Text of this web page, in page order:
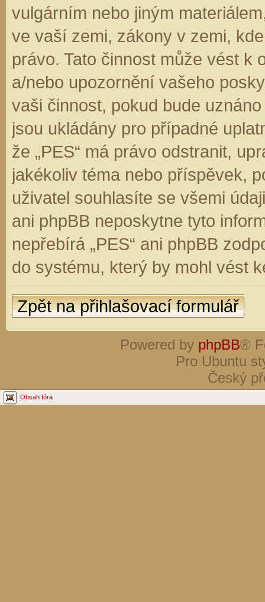
vulgárním nebo jiným
ve vaší zemi, zákony v zemi,
právo. Tato činnost může vést k
a/nebo upozornění vašeho
vaši činnost, pokud bude
jsou ukládány pro případné
že „PES“ má právo odstranit,
jakékoliv téma nebo příspěvek,
uživatel souhlasíte se všemi
ani phpBB neposkytne tyto
nepřebírá „PES“ ani phpBB
do systému, který by mohl vést
Zpět na přihlašovací formulář
Powered by phpBB®
Pro Ubuntu
Český
Obsah fóra